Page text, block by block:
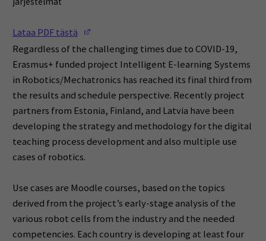
Lataa PDF tästä
Regardless of the challenging times due to COVID-19,
Erasmus+ funded project Intelligent E-learning Systems
in Robotics/Mechatronics has reached its final third from
the results and schedule perspective. Recently project
partners from Estonia, Finland, and Latvia have been
developing the strategy and methodology for the digital
teaching process development and also multiple use
cases of robotics.
Use cases are Moodle courses, based on the topics
derived from the project’s early-stage analysis of the
various robot cells from the industry and the needed
competencies. Each country is developing at least four